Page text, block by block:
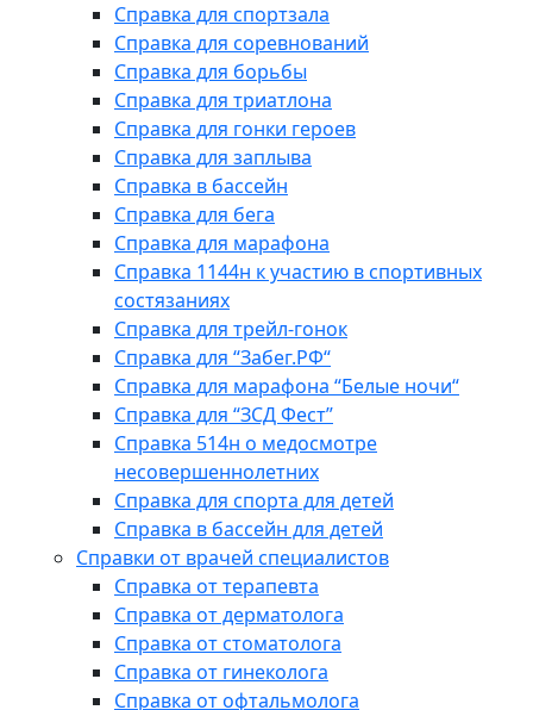
Справка для спортзала
Справка для соревнований
Справка для борьбы
Справка для триатлона
Справка для гонки героев
Справка для заплыва
Справка в бассейн
Справка для бега
Справка для марафона
Справка 1144н к участию в спортивных
состязаниях
Справка для трейл-гонок
Справка для “Забег.РФ“
Справка для марафона “Белые ночи“
Справка для “ЗСД Фест”
Справка 514н о медосмотре
несовершеннолетних
Справка для спорта для детей
Справка в бассейн для детей
Справки от врачей специалистов
Справка от терапевта
Справка от дерматолога
Справка от стоматолога
Справка от гинеколога
Справка от офтальмолога